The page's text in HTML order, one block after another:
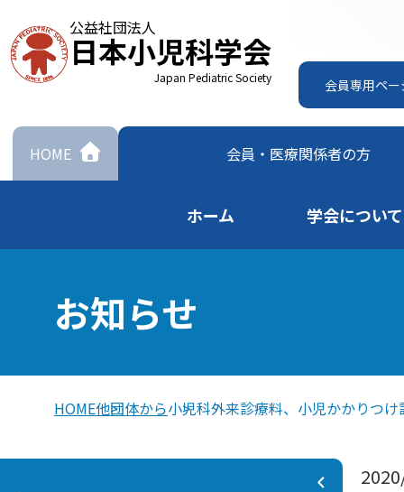
公益社団法人
日本小児科学会
Japan Pediatric Society 会員専用ペー
HOME 会員・ 医療関係者の方
ホーム 学会について
お知らせ
HOME他団体から小児科外来診療料、小児かかりつ